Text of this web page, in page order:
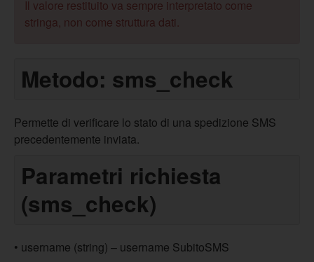
Il valore restituito va sempre interpretato come
stringa, non come struttura dati.
Metodo: sms_check
Permette di verificare lo stato di una spedizione SMS
precedentemente inviata.
Parametri richiesta
(sms_check)
• username (string) – username SubitoSMS